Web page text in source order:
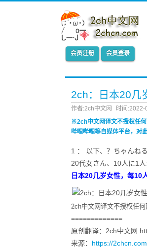
会员注册 会员登录
2ch：日本20
作者:2ch中文网 时间:2022-
※2ch中文网译文不授权任何
哔哩哔哩等自媒体平台，对
1 ： 以下、？ちゃんね
20代女さん、10人に1
日本20几岁女性，每
2ch中文网译文不授权任
=============
原创翻译：2ch中文网
来源： https://